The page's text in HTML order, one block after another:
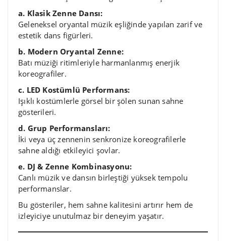
a. Klasik Zenne Dansı:
Geleneksel oryantal müzik eşliğinde yapılan zarif ve
estetik dans figürleri.
b. Modern Oryantal Zenne:
Batı müziği ritimleriyle harmanlanmış enerjik
koreografiler.
c. LED Kostümlü Performans:
Işıklı kostümlerle görsel bir şölen sunan sahne
gösterileri.
d. Grup Performansları:
İki veya üç zennenin senkronize koreografilerle
sahne aldığı etkileyici şovlar.
e. DJ & Zenne Kombinasyonu:
Canlı müzik ve dansın birleştiği yüksek tempolu
performanslar.
Bu gösteriler, hem sahne kalitesini artırır hem de
izleyiciye unutulmaz bir deneyim yaşatır.